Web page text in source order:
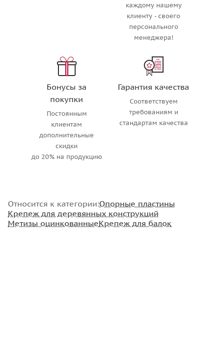
каждому нашему
клиенту - своего
персонального
менеджера!
Бонусы за
покупки
Постоянным
клиентам
дополнительные
скидки
до 20% на продукцию
Гарантия качества
Соответствуем
требованиям и
стандартам качества
Относится к категории:Опорные пластины
Крепеж для деревянных конструкций
Метизы оцинкованныеКрепеж для балок